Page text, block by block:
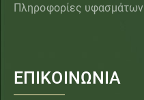
Πληροφορίες υφασμάτων
ΕΠΙΚΟΙΝΩΝΙΑ